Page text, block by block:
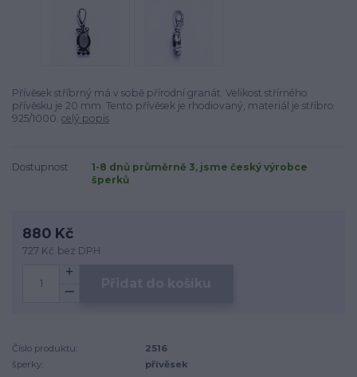
Přívěsek stříbrný má v sobě přírodní granát. Velikost střírného
přívěsku je 20 mm. Tento přívěsek je rhodiovaný, materiál je stříbro
925/1000. celý popis
Dostupnost
1-8 dnů průměrně 3, jsme český výrobce
šperků
880 Kč
727 Kč bez DPH
Číslo produktu:
2516
šperky:
přívěsek